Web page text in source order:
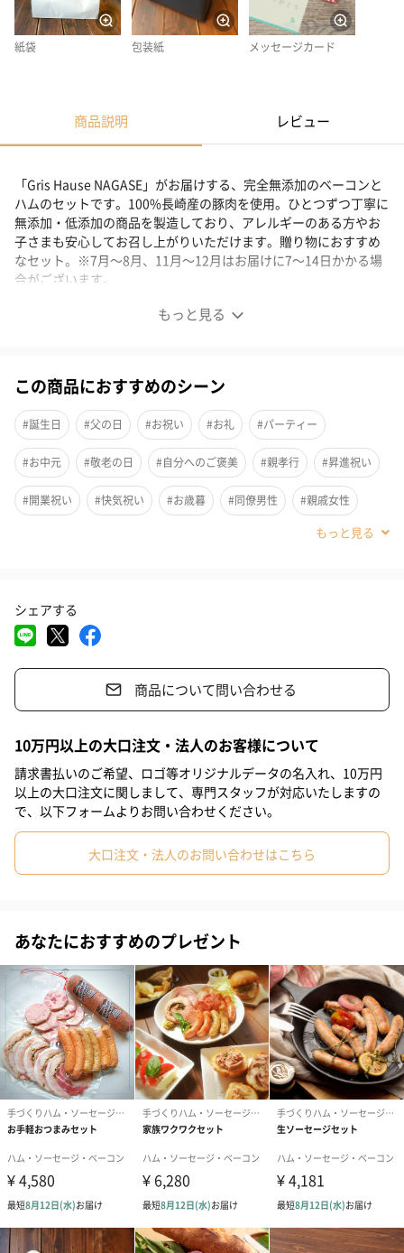
紙袋 包装紙 メッセージカード
商品説明 レビュー
もっと見る
「Gris Hause NAGASE」がお届けする、完全無添加のベーコンと
ハムのセットです。100%長崎産の豚肉を使用。ひとつずつ丁寧に
無添加・低添加の商品を製造しており、アレルギーのある方やお
子さまも安心してお召し上がりいただけます。贈り物におすすめ
なセット。※7月～8月、11月～12月はお届けに7～14日かかる場
合がございます。
噛むほどに豚肉の旨み溢れる、こだわり無添加のセット。
「手づくりハム・ソーセージ専門店Gris Hause NAGASE（グリー
スハウゼナガセ）」の無添加のベーコンとハムのセットです。
ひとつずつ丁寧に作ることで実現した無添加商品は、他では味わ
えない当店独自の豊かな味わいに仕上がりました。豚肉の自然な
旨味と、スモークの風味をお楽しみください。
「安心できるものを食べたい、子供や孫に食べさせたい。」とい
無添加・低添加だから、安心して食べられる。
「手づくりハム・ソーセージ専門店Gris Hause NAGASE（グリー
添加の商品を製造しており、アレルギーのある方やお子さまも安
心してお召し上がりいただけます。
「アレルギーのある子供がバクバク食べてくれました。」という
お客さまのお声も。
こちらの無添加セットでは、「Gris Hause NAGASE」の完全無添
添加物が多く使われている市販のハム。それを子供には食べさせ
ものを作りました。
「食へのこだわりがある方へ美味しいものを贈りたい方に自信を
セット内容
無添加ベーコン（ブロック）
無添加ロースハム（ブロック）
この商品におすすめのシーン
#誕生日 #父の日 #お祝い #お礼 #パーティー
#お中元 #敬老の日 #自分へのご褒美 #親孝行 #昇進祝い
#開業祝い #快気祝い #お歳暮 #同僚男性 #親戚女性
#部下男性 #娘
#彼女 #同僚女性
#母親 #父親
#彼氏 #10代 #20代前半 #20代後半
シェアする
商品について問い合わせる
10万円以上の大口注文・法人のお客様について
請求書払いのご希望、ロゴ等オリジナルデータの名入れ、10万円
以上の大口注文に関しまして、専門スタッフが対応いたしますの
で、以下フォームよりお問い合わせください。
大口注文・法人のお問い合わせはこちら
あなたにおすすめのプレゼント